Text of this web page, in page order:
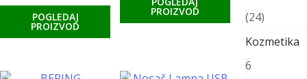
POGLEDAJ
PROIZVOD
PROIZVOD
24
Kozmetika
6